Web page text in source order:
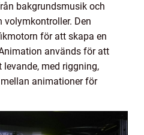
bakgrundsmusik och
Den
för att skapa en
används för att
med riggning,
animationer för